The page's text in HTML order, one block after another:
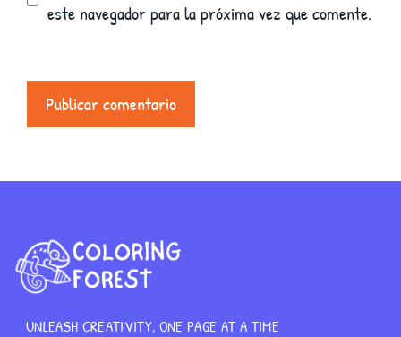
este navegador para la próxima vez que comente.
UNLEASH CREATIVITY, ONE PAGE AT A TIME